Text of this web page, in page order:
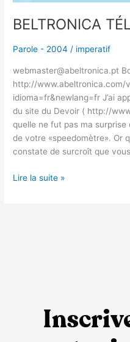
BELTRONICA
Parole - 2004 / imperatif
webmaster@abeltronica.pt
http://www.abeltronica.com/
idioma=fr&newlang=fr J’ai
du site du Devoir ( http://
quelle ne fut pas ma
de votre «speedomètre». Or
constate de surcroît que
Lire la suite »